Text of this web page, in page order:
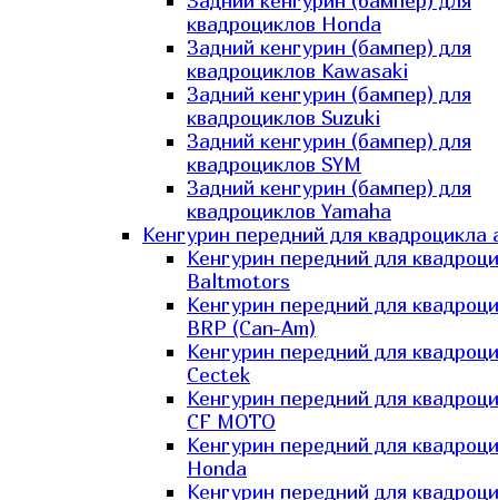
квадроциклов Honda
Задний кенгурин (бампер) для
квадроциклов Kawasaki
Задний кенгурин (бампер) для
квадроциклов Suzuki
Задний кенгурин (бампер) для
квадроциклов SYM
Задний кенгурин (бампер) для
квадроциклов Yamaha
Кенгурин передний для квадроцикла
Кенгурин передний для
Baltmotors
Кенгурин передний для
BRP (Can-Am)
Кенгурин передний для
Cectek
Кенгурин передний для
CF MOTO
Кенгурин передний для
Honda
Кенгурин передний для